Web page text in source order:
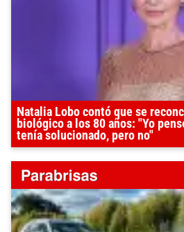
Natalia Lobo contó que se
biológico a los 80 años: "Yo
tenía solucionado, pero no"